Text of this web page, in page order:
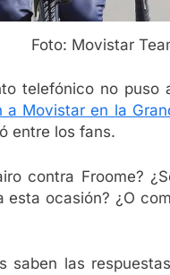
Foto: Movistar
telefónico no
a Movistar en la
entre los fans.
contra Froome?
esta ocasión? ¿O
saben las